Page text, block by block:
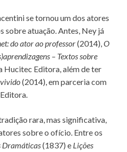
se tornou um dos atores
sobre atuação. Antes, Ney já
do ator ao professor(2014),O
– Textos sobre
Hucitec Editora, além de ter
(2014), em parceria com
rara, mas significativa,
sobre o ofício. Entre os
Dramáticas(1837) e Lições